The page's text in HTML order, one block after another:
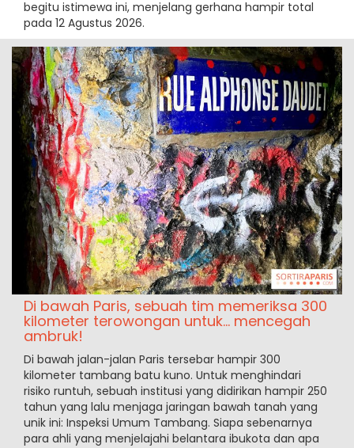
begitu istimewa ini, menjelang gerhana hampir total
pada 12 Agustus 2026.
Di bawah Paris, sebuah tim memeriksa 300
kilometer terowongan untuk... mencegah
ambruk!
Di bawah jalan-jalan Paris tersebar hampir 300
kilometer tambang batu kuno. Untuk menghindari
risiko runtuh, sebuah institusi yang didirikan hampir 250
tahun yang lalu menjaga jaringan bawah tanah yang
unik ini: Inspeksi Umum Tambang. Siapa sebenarnya
para ahli yang menjelajahi belantara ibukota dan apa